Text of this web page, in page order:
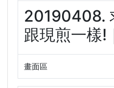
20190408.
跟現煎一樣!
畫面區